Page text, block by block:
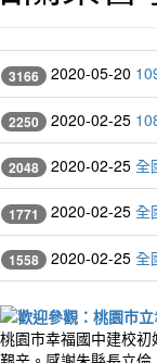
3166 2020-05-20
2250 2020-02-25
2048 2020-02-25 全
1771 2020-02-25 全
1558 2020-02-25 全
桃園市幸福國中建校